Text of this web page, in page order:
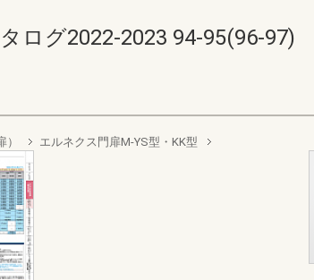
ログ2022-2023 94-95(96-97)
エルネクス門扉M-YS型・KK型